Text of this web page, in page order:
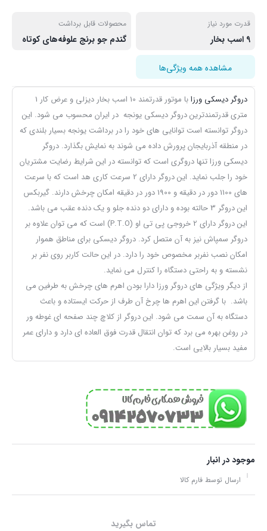
قدرت مورد نیاز
9 اسب بخار
محصولات قابل برداشت
گندم جو برنج علوفه‌های کوتاه
مشاهده همه ویژگی‌ها
دروگر دیسکی ورزا
با موتور قدرتمند 10 اسب بخار دیزلی و عرض کار 1
متری قدرتمندترین دروگر دیسکی یونجه در ایران محسوب می شود. این
دروگر توانسته است توانایی های خود را در برداشت یونجه بسیار بلندی که
در منطقه آذربایجان پرورش داده می شوند به نمایش بگذارد. دروگر
دیسکی ورزا تنها دروگری است که توانسته در این شرایط رضایت مشتریان
خود را جلب نماید. این دروگر دارای 2 سرعت کاری هد است که با سرعت
های 1100 دور در دقیقه و 1900 دور در دقیقه امکان چرخش دارند. گیربکس
این دروگر 3 حالته بوده و دارای دو دنده جلو و یک دنده عقب می باشد.
این دروگر دارای 2 خروجی پی تی او (P.T.O) است که می توان علاوه بر
دروگر سمپاش نیز به آن متصل کرد. دروگر دیسکی برای مناطق هموار
امکان نصب نفربر مخصوص خود را دارد. در این حالت کاربر روی نفر بر
نشسته و به راحتی دستگاه را کنترل می نماید.
از دیگر ویژگی های دروگر ورزا دارا بودن اهرم های چرخش به طرفین می
باشد. با گرفتن این اهرم ها چرخ آن طرف از حرکت ایستاده و باعث
دستگاه به آن سمت می شود. این دروگر از کلاچ چند صفحه ای غوطه ور
در روغن بهره می برد که توان انتقال قدرت فوق العاده ای دارد و دارای عمر
مفید بسیار بالایی است.
موجود در انبار
ارسال توسط فارم کالا
تماس بگیرید